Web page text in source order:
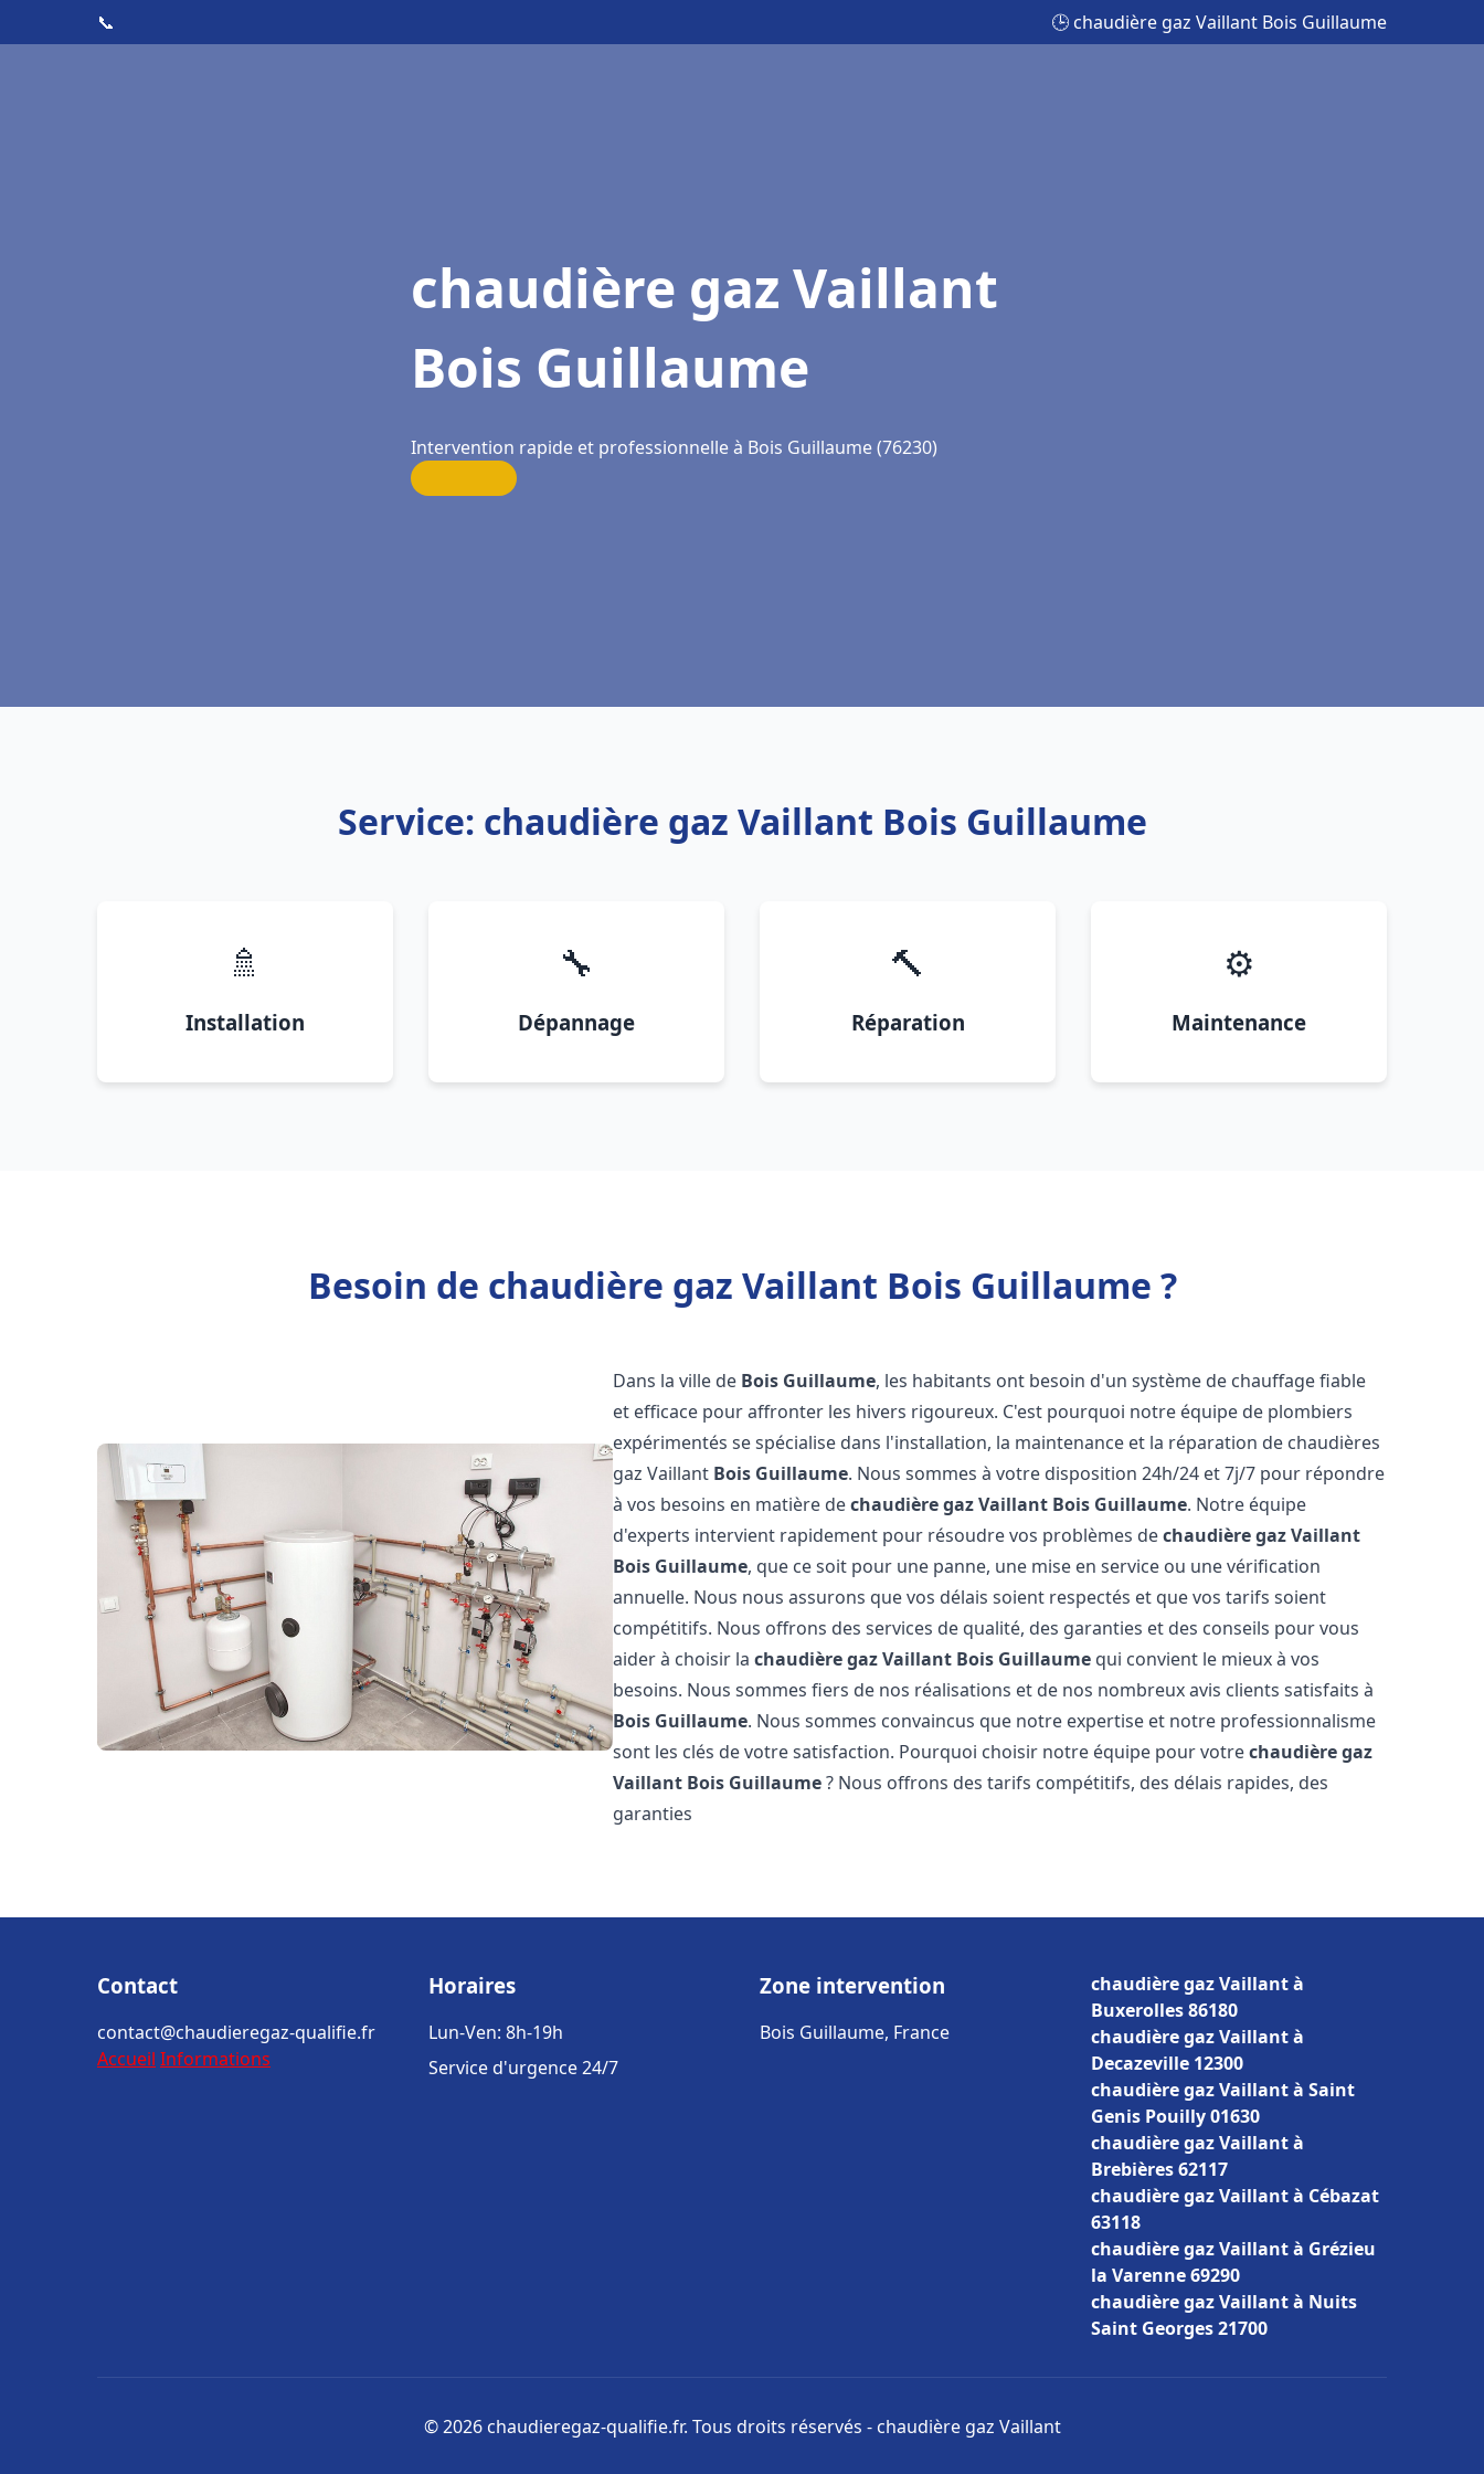
📞 🕒 chaudière gaz Vaillant Bois Guillaume
chaudière gaz Vaillant
Bois Guillaume
Intervention rapide et professionnelle à Bois Guillaume (76230)
Service: chaudière gaz Vaillant Bois Guillaume
🚿
Installation
🔧
Dépannage
🔨
Réparation
⚙️
Maintenance
Besoin de chaudière gaz Vaillant Bois Guillaume ?
Dans la ville de Bois Guillaume, les habitants ont besoin d'un système de chauffage fiable
et efficace pour affronter les hivers rigoureux. C'est pourquoi notre équipe de plombiers
expérimentés se spécialise dans l'installation, la maintenance et la réparation de chaudières
gaz Vaillant Bois Guillaume. Nous sommes à votre disposition 24h/24 et 7j/7 pour répondre
à vos besoins en matière dechaudière gaz Vaillant Bois Guillaume. Notre équipe
d'experts intervient rapidement pour résoudre vos problèmes dechaudière gaz Vaillant
Bois Guillaume, que ce soit pour une panne, une mise en service ou une vérification
annuelle. Nous nous assurons que vos délais soient respectés et que vos tarifs soient
compétitifs. Nous offrons des services de qualité, des garanties et des conseils pour vous
aider à choisir lachaudière gaz Vaillant Bois Guillaume qui convient le mieux à vos
besoins. Nous sommes fiers de nos réalisations et de nos nombreux avis clients satisfaits à
Bois Guillaume. Nous sommes convaincus que notre expertise et notre professionnalisme
sont les clés de votre satisfaction. Pourquoi choisir notre équipe pour votrechaudière gaz
Vaillant Bois Guillaume? Nous offrons des tarifs compétitifs, des délais rapides, des
garanties
Contact
contact@chaudieregaz-qualifie.fr
Accueil Informations
Horaires
Lun-Ven: 8h-19h
Service d'urgence 24/7
Zone intervention
Bois Guillaume, France
chaudière gaz Vaillant à
Buxerolles 86180
chaudière gaz Vaillant à
Decazeville 12300
chaudière gaz Vaillant à Saint
Genis Pouilly 01630
chaudière gaz Vaillant à
Brebières 62117
chaudière gaz Vaillant à Cébazat
63118
chaudière gaz Vaillant à Grézieu
la Varenne 69290
chaudière gaz Vaillant à Nuits
Saint Georges 21700
© 2026 chaudieregaz-qualifie.fr. Tous droits réservés - chaudière gaz Vaillant